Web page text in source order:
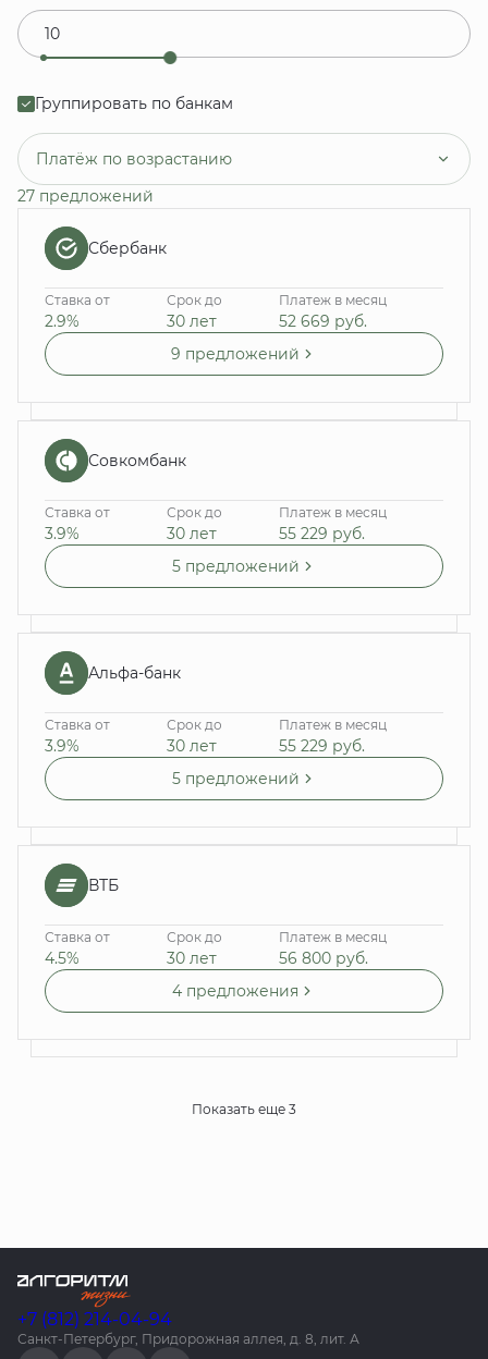
Группировать по банкам
Платёж по возрастанию
27 предложений
Сбербанк
Ставка от
2.9%
Срок до
30 лет
Платеж в месяц
52 669 руб.
9 предложений
Совкомбанк
Ставка от
3.9%
Срок до
30 лет
Платеж в месяц
55 229 руб.
5 предложений
Альфа-банк
Ставка от
3.9%
Срок до
30 лет
Платеж в месяц
55 229 руб.
5 предложений
ВТБ
Ставка от
4.5%
Срок до
30 лет
Платеж в месяц
56 800 руб.
4 предложения
Показать еще 3
+7 (812) 214-04-94
Санкт-Петербург, Придорожная аллея, д. 8, лит. А